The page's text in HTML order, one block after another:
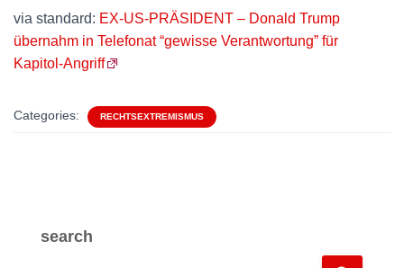
via standard: EX-US-PRÄSIDENT – Donald Trump
übernahm in Telefonat “gewisse Verantwortung” für
Kapitol-Angriff
Categories: RECHTSEXTREMISMUS
search